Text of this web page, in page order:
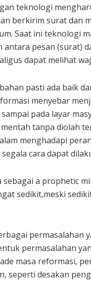
teknologi
berkirim surat dan
Saat ini teknologi
antara pesan (surat)
dapat melihat
pasti ada baik
menyebar
pada layar
tanpa diolah
menghadapi
cara dapat
sebagai a prophetic
sedikit,meski
permasalahan
permasalahan
masa reformasi,
seperti desakan